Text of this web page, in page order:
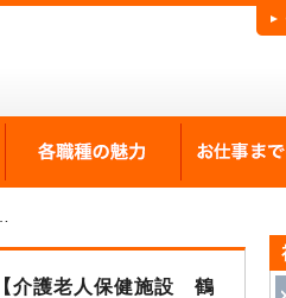
ご紹介できる職種 各職種の魅力
介護老人保健施設 鶴